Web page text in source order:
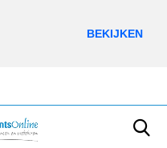
BEKIJKEN